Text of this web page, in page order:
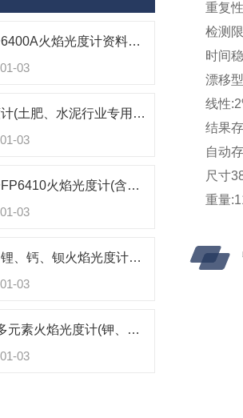
上海忻一6400A火焰光度计资料参数
03
火焰光度计(土肥、水泥行业专用)FP640技术参数
03
上海忻一FP6410火焰光度计(含打印机)技术参数
03
钾、钠、锂、钙、钡火焰光度计FP6450技术参数
03
FP6450多元素火焰光度计(钾、钠、锂、钙、钡)参数
03
重复
检测
时间
漂移
线性
结果
自动
尺寸
重量